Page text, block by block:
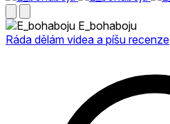
E_bohaboju
Ráda dělám videa a píšu recenze